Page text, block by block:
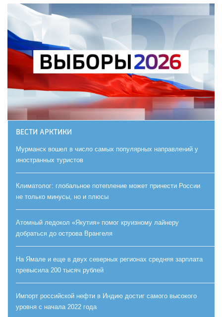
ВЕСТИ АРКТИКИ
Мурманск вошел в число самых популярных направлений у
иностранных туристов
Климатолог: глобальное потепление может принести России
не только минусы, но и плюсы
Атомный ледокол «Якутия» помог круизному лайнеру
добраться до острова Врангеля
На Ямале и еще в двух северных регионах средняя зарплата
превысила 200 тысяч рублей
Импорт российской нефти в Индию достиг самого высокого
уровня с начала 2022 года